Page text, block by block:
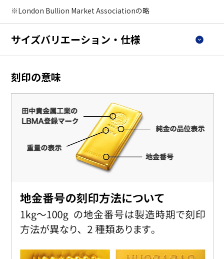
※London Bullion Market Associationの略
サイズバリエーション・仕様
刻印の意味